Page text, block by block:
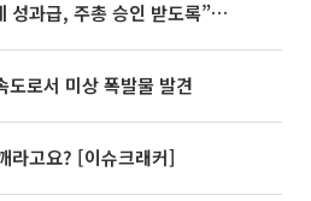
김정관 장관 “반도체 성과급, 주총 승인 받도록”…상법·자본시장법 개정 시사
도로서 미상 폭발물 발견
라고요? [이슈크래커]